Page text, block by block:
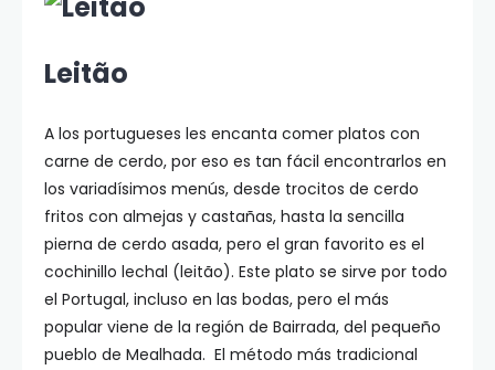
Leitão
A los portugueses les encanta comer platos con
carne de cerdo, por eso es tan fácil encontrarlos en
los variadísimos menús, desde trocitos de cerdo
fritos con almejas y castañas, hasta la sencilla
pierna de cerdo asada, pero el gran favorito es el
cochinillo lechal (leitão). Este plato se sirve por todo
el Portugal, incluso en las bodas, pero el más
popular viene de la región de Bairrada, del pequeño
pueblo de Mealhada. El método más tradicional